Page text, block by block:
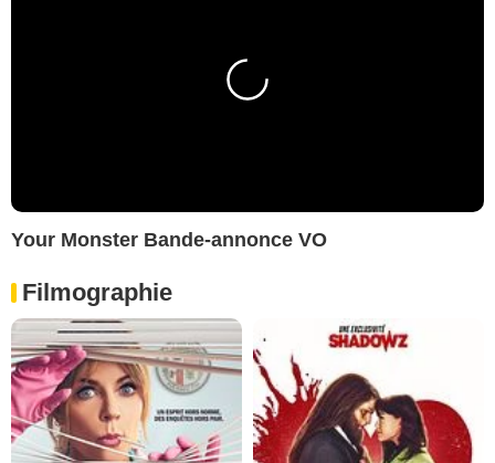
Your Monster Bande-annonce VO
Filmographie